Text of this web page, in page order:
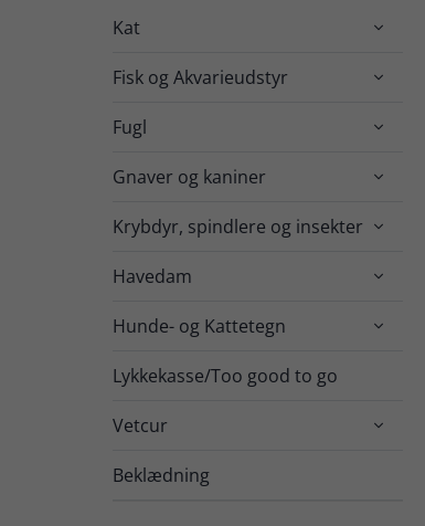
Kat 
Fisk og Akvarieudstyr 
Fugl 
Gnaver og kaniner 
Krybdyr, spindlere og insekter 
Havedam 
Hunde- og Kattetegn 
Lykkekasse/Too good to go
Vetcur 
Beklædning